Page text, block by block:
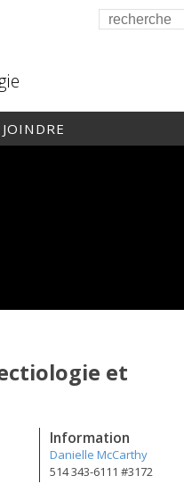
et
Information
Danielle McCarthy
514 343-6111 #3172